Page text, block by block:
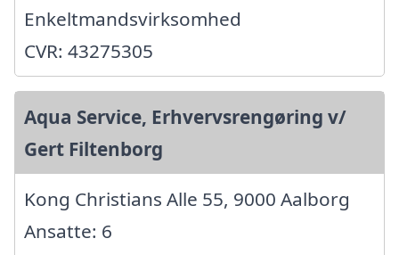
Enkeltmandsvirksomhed
CVR: 43275305
Aqua Service, Erhvervsrengøring v/
Gert Filtenborg
Kong Christians Alle 55, 9000 Aalborg
Ansatte: 6